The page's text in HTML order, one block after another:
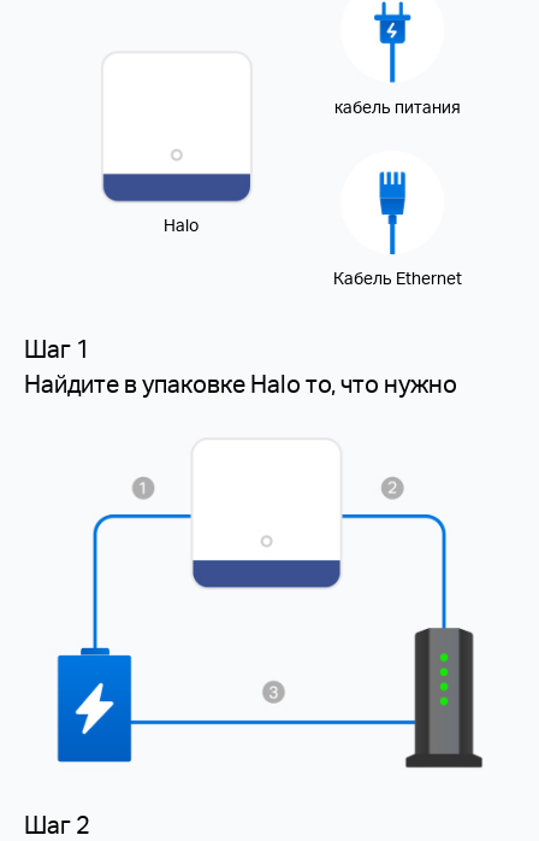
Halo
кабель питания
Кабель Ethernet
Шаг 1
Найдите в упаковке Halo то, что нужно
Шаг 2